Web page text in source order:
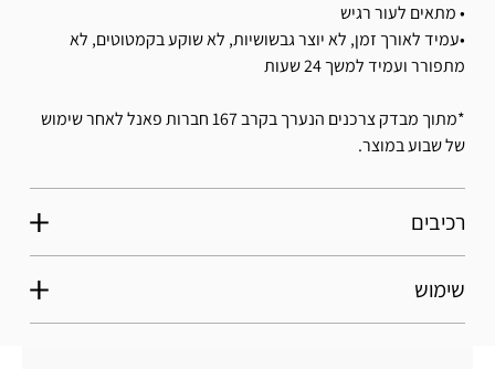
• מתאים לעור רגיש
•עמיד לאורך זמן, לא יוצר גבשושיות, לא שוקע בקמטוטים, לא
מתפורר ועמיד למשך 24 שעות
*מתוך מבדק צרכנים הנערך בקרב 167 חברות פאנל לאחר שימוש
של שבוע במוצר.
רכיבים
שימוש